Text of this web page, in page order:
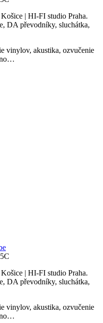
| HI-FI studio Praha.
DA převodníky, sluchátka,
vinylov, akustika, ozvučenie
| HI-FI studio Praha.
DA převodníky, sluchátka,
vinylov, akustika, ozvučenie